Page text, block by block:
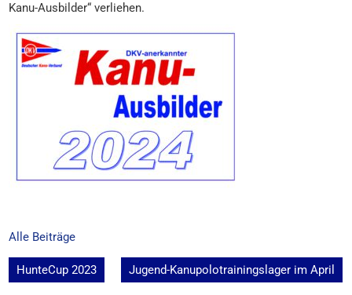
Kanu-Ausbilder“ verliehen.
Alle Beiträge
Beitragsnavigation
HunteCup 2023 Jugend-Kanupolotrainingslager im April